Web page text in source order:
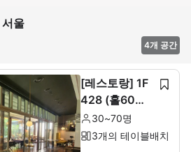
울
4개 공간
[레스토랑] 1F
428 (홀60석+
룸10석)
30~70명
3개의 테이블배치